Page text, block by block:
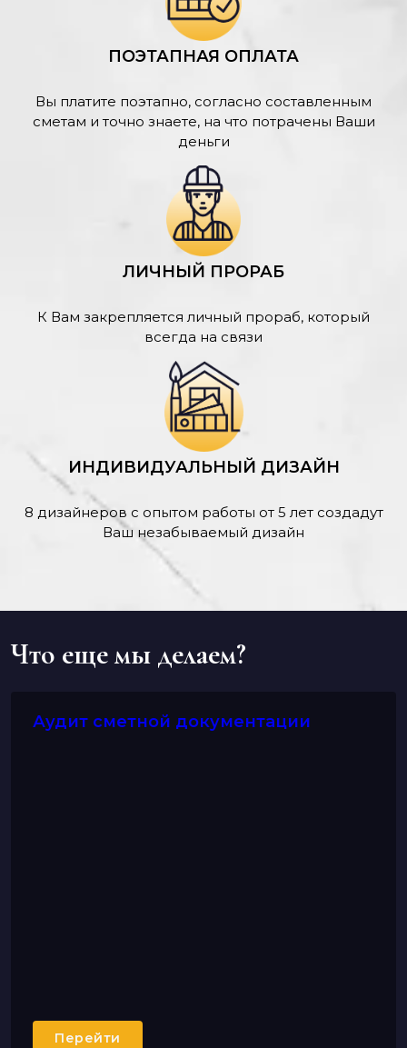
ПОЭТАПНАЯ ОПЛАТА
Вы платите поэтапно, согласно составленным
сметам и точно знаете, на что потрачены Ваши
деньги
ЛИЧНЫЙ ПРОРАБ
К Вам закрепляется личный прораб, который
всегда на связи
ИНДИВИДУАЛЬНЫЙ ДИЗАЙН
8 дизайнеров с опытом работы от 5 лет создадут
Ваш незабываемый дизайн
Что еще мы делаем?
Аудит сметной документации
Перейти